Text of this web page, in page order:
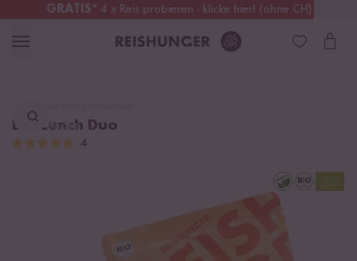
GRATIS* 4 x Reis probieren - klicke hier! (ohne CH)
Österreich Kostenloser Versand
finden ...
Bio Lunch Duo
4